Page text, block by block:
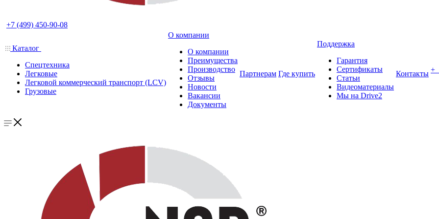
+7 (499) 450-90-08
Каталог
Спецтехника
Легковые
Легковой коммерческий транспорт (LCV)
Грузовые
О компании
О компании
Преимущества
Производство
Отзывы
Новости
Вакансии
Документы
Партнерам Где купить
Поддержка
Гарантия
Сертификаты
Статьи
Видеоматериалы
Мы на Drive2
Контакты +